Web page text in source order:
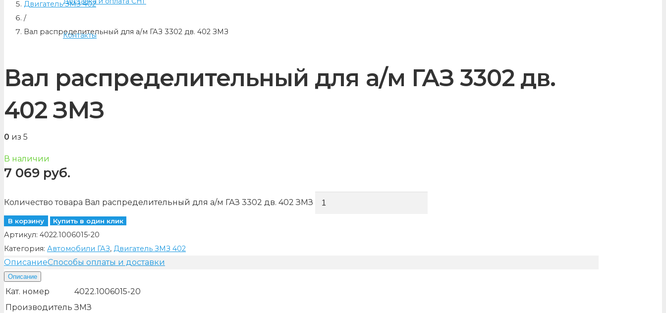
Контакты
Двигатель ЗМЗ 402
/
Вал распределительный для а/м ГАЗ 3302 дв. 402 ЗМЗ
Вал распределительный для а/м ГАЗ 3302 дв.
402 ЗМЗ
0 из 5
В наличии
7 069 руб.
Количество товара Вал распределительный для а/м ГАЗ 3302 дв. 402 ЗМЗ
В корзину Купить в один клик
Артикул: 4022.1006015-20
Категория: Автомобили ГАЗ, Двигатель ЗМЗ 402
ОписаниеСпособы оплаты и доставки
Описание
Кат. номер
4022.1006015-20
Производитель ЗМЗ